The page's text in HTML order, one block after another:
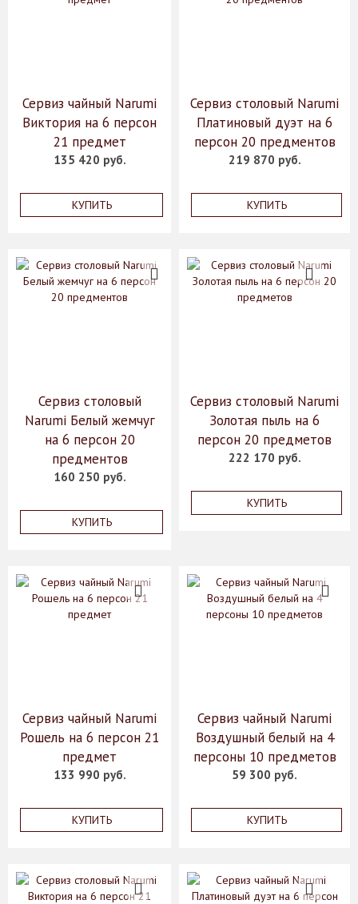
Сервиз чайный Narumi
Виктория на 6 персон
21 предмет
135 420 руб.
КУПИТЬ
Сервиз столовый Narumi
Платиновый дуэт на 6
персон 20 предментов
219 870 руб.
КУПИТЬ
Сервиз столовый
Narumi Белый жемчуг
на 6 персон 20
предментов
160 250 руб.
КУПИТЬ
Сервиз столовый Narumi
Золотая пыль на 6
персон 20 предметов
222 170 руб.
КУПИТЬ
Сервиз чайный Narumi
Рошель на 6 персон 21
предмет
133 990 руб.
КУПИТЬ
Сервиз чайный Narumi
Воздушный белый на 4
персоны 10 предметов
59 300 руб.
КУПИТЬ